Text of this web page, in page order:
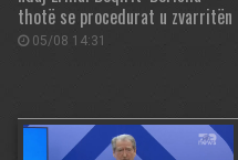
thotë se procedurat u zvarritën
05/08 14:31